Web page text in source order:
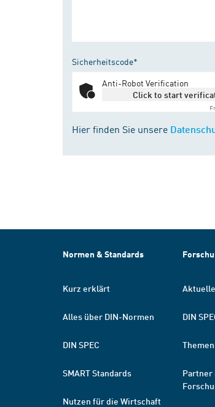
Sicherheitscode*
Anti-Robot Verification
Click to start
Hier finden Sie unsere
Normen & Standards
Kurz erklärt
Alles über DIN-Normen
DIN SPEC
SMART Standards
Nutzen für die Wirtschaft
DIN
Themen
Partner